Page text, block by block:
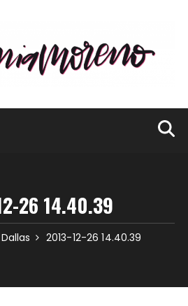
26 14.40.39
2013-12-26 14.40.39